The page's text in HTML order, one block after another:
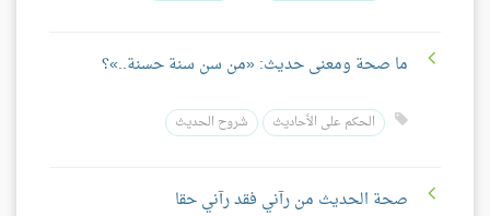
ما صحة ومعنى حديث: «من سن سنة حسنة..»؟
الحكم على الأحاديث شروح الحديث
صحة الحديث من رآني فقد رآني حقا